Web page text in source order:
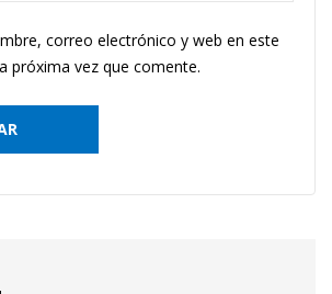
correo electrónico y web en este
próxima vez que comente.